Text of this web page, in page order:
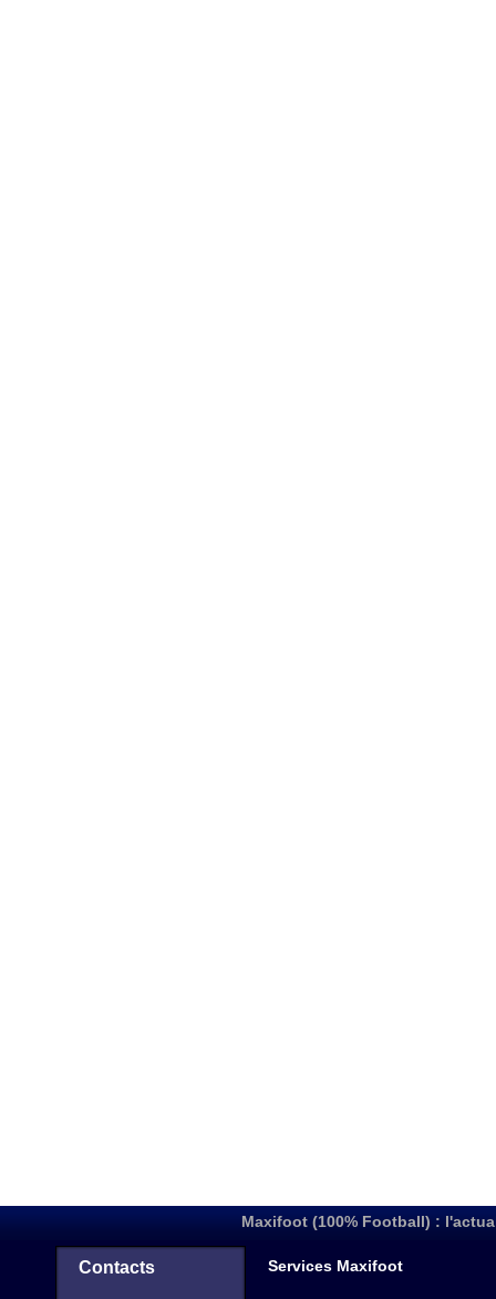
Maxifoot (100% Football) :
Contacts Services Maxifoot